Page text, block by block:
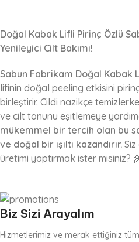
Doğal Kabak Lifli Pirinç Özlü
Yenileyici Cilt Bakımı!
Sabun Fabrikam Doğal Kabak
lifinin doğal peeling etkisini
birleştirir. Cildi nazikçe
ve cilt tonunu eşitlemeye
mükemmel bir tercih olan bu
ve doğal bir ışıltı kazandırır.
üretimi yaptırmak ister misiniz?
Biz Sizi Arayalım
Hizmetlerimiz ve merak ettiğiniz tüm